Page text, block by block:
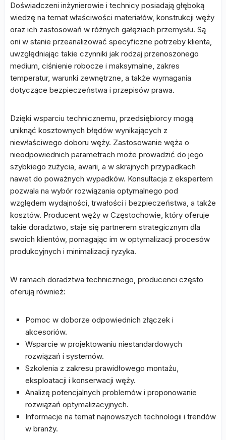
Doświadczeni inżynierowie i technicy posiadają głęboką
wiedzę na temat właściwości materiałów, konstrukcji węży
oraz ich zastosowań w różnych gałęziach przemysłu. Są
oni w stanie przeanalizować specyficzne potrzeby klienta,
uwzględniając takie czynniki jak rodzaj przenoszonego
medium, ciśnienie robocze i maksymalne, zakres
temperatur, warunki zewnętrzne, a także wymagania
dotyczące bezpieczeństwa i przepisów prawa.
Dzięki wsparciu technicznemu, przedsiębiorcy mogą
uniknąć kosztownych błędów wynikających z
niewłaściwego doboru węży. Zastosowanie węża o
nieodpowiednich parametrach może prowadzić do jego
szybkiego zużycia, awarii, a w skrajnych przypadkach
nawet do poważnych wypadków. Konsultacja z ekspertem
pozwala na wybór rozwiązania optymalnego pod
względem wydajności, trwałości i bezpieczeństwa, a także
kosztów. Producent węży w Częstochowie, który oferuje
takie doradztwo, staje się partnerem strategicznym dla
swoich klientów, pomagając im w optymalizacji procesów
produkcyjnych i minimalizacji ryzyka.
W ramach doradztwa technicznego, producenci często
oferują również:
Pomoc w doborze odpowiednich złączek i
akcesoriów.
Wsparcie w projektowaniu niestandardowych
rozwiązań i systemów.
Szkolenia z zakresu prawidłowego montażu,
eksploatacji i konserwacji węży.
Analizę potencjalnych problemów i proponowanie
rozwiązań optymalizacyjnych.
Informacje na temat najnowszych technologii i trendów
w branży.